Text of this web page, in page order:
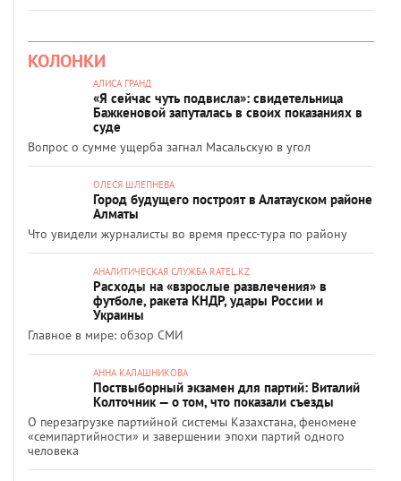
КОЛОНКИ
АЛИСА ГРАНД
«Я сейчас чуть подвисла»: свидетельница
Бажкеновой запуталась в своих показаниях в
суде
Вопрос о сумме ущерба загнал Масальскую в угол
ОЛЕСЯ ШЛЕПНЕВА
Город будущего построят в Алатауском районе
Алматы
Что увидели журналисты во время пресс-тура по району
АНАЛИТИЧЕСКАЯ СЛУЖБА RATEL.KZ
Расходы на «взрослые развлечения» в
футболе, ракета КНДР, удары России и
Украины
Главное в мире: обзор СМИ
АННА КАЛАШНИКОВА
Поствыборный экзамен для партий: Виталий
Колточник — о том, что показали съезды
О перезагрузке партийной системы Казахстана, феномене
«семипартийности» и завершении эпохи партий одного
человека